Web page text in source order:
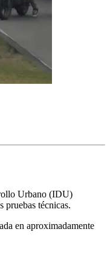
Urbano (IDU)
pruebas técnicas.
en aproximadamente